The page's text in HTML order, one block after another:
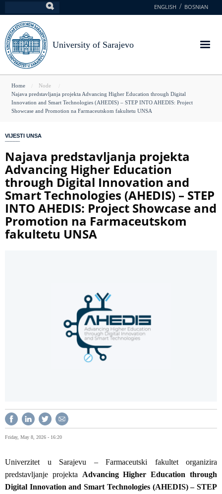
to
main
content
ENGLISH BOSNIAN
University of Sarajevo
You
are
here
Home
Node
Najava predstavljanja projekta Advancing Higher Education through Digital
Innovation and Smart Technologies (AHEDIS) – STEP INTO AHEDIS: Project
Showcase and Promotion na Farmaceutskom fakultetu UNSA
VIJESTI UNSA
Najava predstavljanja projekta
Advancing Higher Education
through Digital Innovation and
Smart Technologies (AHEDIS) – STEP
INTO AHEDIS: Project Showcase and
Promotion na Farmaceutskom
fakultetu UNSA
Friday, May 8, 2026 - 16:20
Univerzitet u Sarajevu – Farmaceutski fakultet organizira
predstavljanje projekta Advancing Higher Education through
Digital Innovation and Smart Technologies (AHEDIS) – STEP